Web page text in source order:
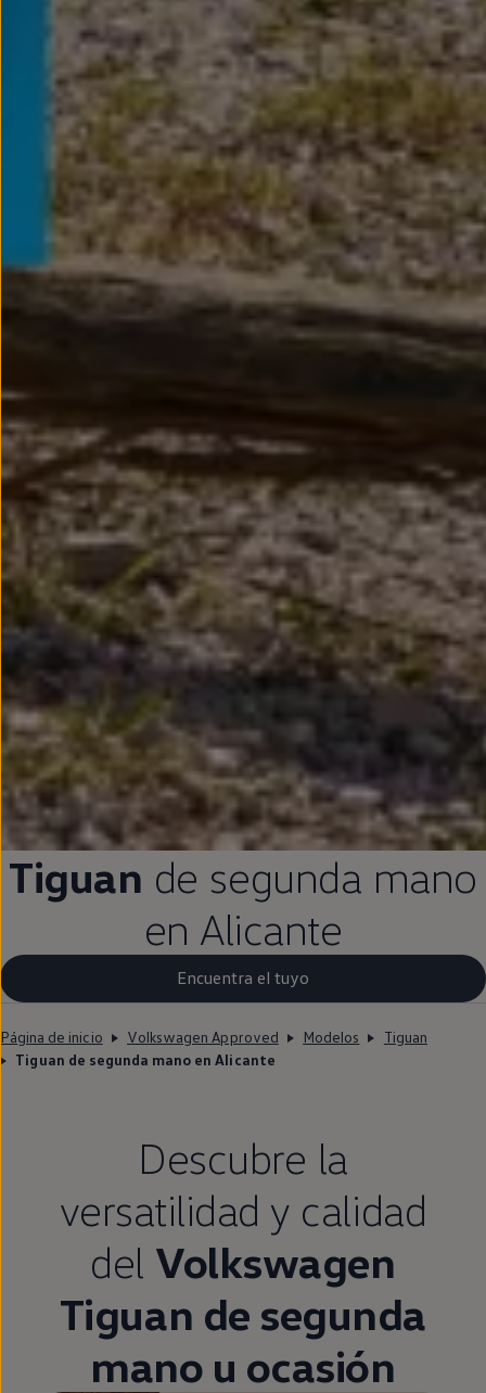
Tiguan de segunda mano
en Alicante
Encuentra el tuyo
Página de inicio Volkswagen Approved Modelos
Tiguan
Tiguan de segunda mano en Alicante
Descubre la
versatilidad y calidad
del Volkswagen
Tiguan de segunda
mano u ocasión